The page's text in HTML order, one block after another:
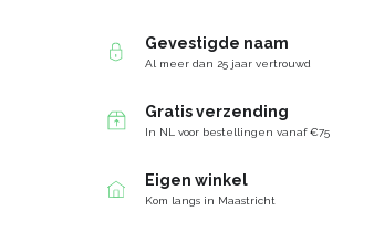
Gevestigde naam
Al meer dan 25 jaar vertrouwd
Gratis verzending
In NL voor bestellingen vanaf €75
Eigen winkel
Kom langs in Maastricht